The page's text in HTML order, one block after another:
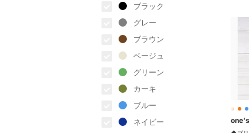
ブラック
グレー
ブラウン
ベージュ
グリーン
カーキ
ブルー
ネイビー